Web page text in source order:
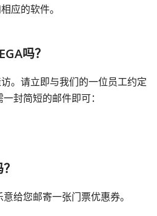
应的软件。
吗？
。请立即与我们的一位员工约定
封简短的邮件即可：
给您邮寄一张门票优惠券。